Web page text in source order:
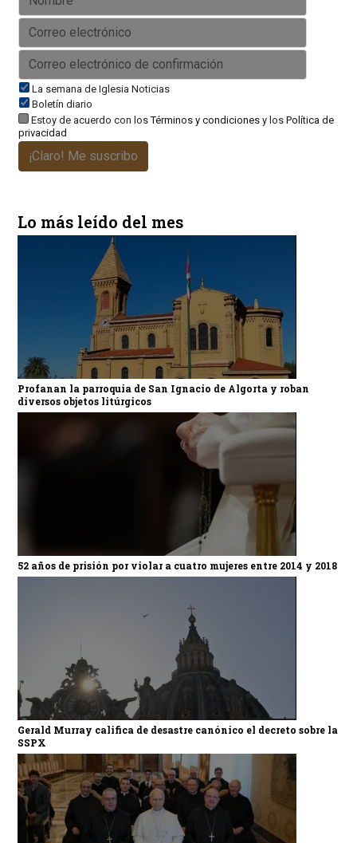
La semana de Iglesia Noticias
Boletín diario
Estoy de acuerdo con losTérminos y condicionesy los Política de
privacidad
¡Claro! Me suscribo
Lo más leído del mes
Profanan la parroquia de San Ignacio de Algorta y roban
diversos objetos litúrgicos
52 años de prisión por violar a cuatro mujeres entre 2014 y 2018
Gerald Murray califica de desastre canónico el decreto sobre la
SSPX